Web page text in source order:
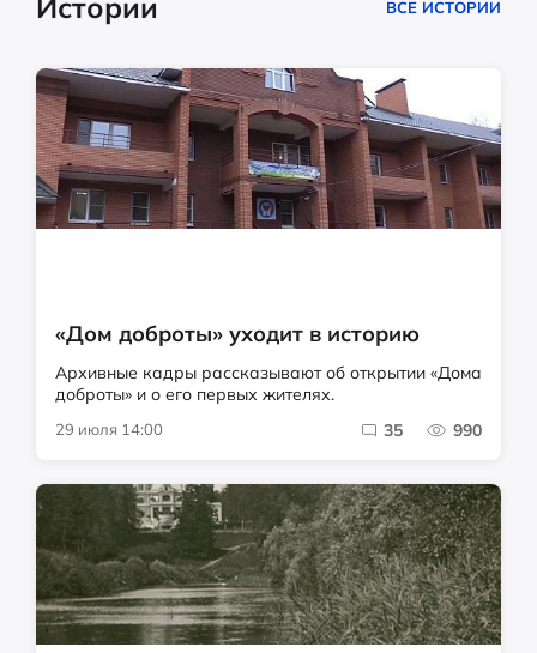
Истории ВСЕ ИСТОРИИ
«Дом доброты» уходит в историю
Архивные кадры рассказывают об открытии «Дома
доброты» и о его первых жителях.
29 июля 14:00 35 990